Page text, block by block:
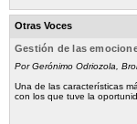
Otras Voces
Gestión de las
Por Gerónimo Odriozola,
Una de las características
con los que tuve la